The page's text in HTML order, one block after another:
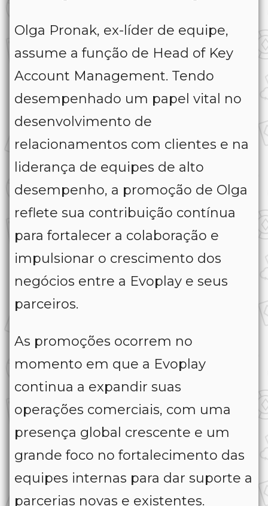
Olga Pronak, ex-líder de equipe,
assume a função de Head of Key
Account Management. Tendo
desempenhado um papel vital no
desenvolvimento de
relacionamentos com clientes e na
liderança de equipes de alto
desempenho, a promoção de Olga
reflete sua contribuição contínua
para fortalecer a colaboração e
impulsionar o crescimento dos
negócios entre a Evoplay e seus
parceiros.
As promoções ocorrem no
momento em que a Evoplay
continua a expandir suas
operações comerciais, com uma
presença global crescente e um
grande foco no fortalecimento das
equipes internas para dar suporte a
parcerias novas e existentes.